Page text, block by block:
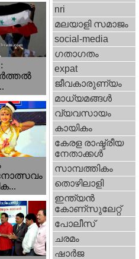
nri
മലയാളി സമാജം
social-media
ഗതാഗതം
expat
ജീവകാരുണ്യം
മാധ്യമങ്ങള്‍
വ്യവസായം
കായികം
കേരള രാഷ്ട്രീയ
നേതാക്കള്‍
സാമ്പത്തികം
തൊഴിലാളി
ഇന്ത്യന്‍
കോണ്സുലേറ്റ്
പോലീസ്
ചരമം
ഷാര്‍ജ